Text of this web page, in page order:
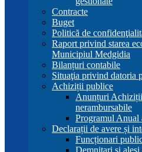
Contracte
Buget
Politică de
Raport privind starea
Municipiul Medgidia
Bilanțuri contabile
Situaţia privind datoria
Achiziții publice
Anunțuri
nerambursabile
Programul
Declarații de avere și
Funcționari
Demnitari și aleși